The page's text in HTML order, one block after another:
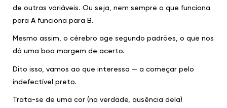
de outras variáveis. Ou seja, nem sempre o que funciona
para A funciona para B.
Mesmo assim, o cérebro age segundo padrões, o que nos
dá uma boa margem de acerto.
Dito isso, vamos ao que interessa — a começar pelo
indefectível preto.
Trata-se de uma cor (na verdade, ausência dela)